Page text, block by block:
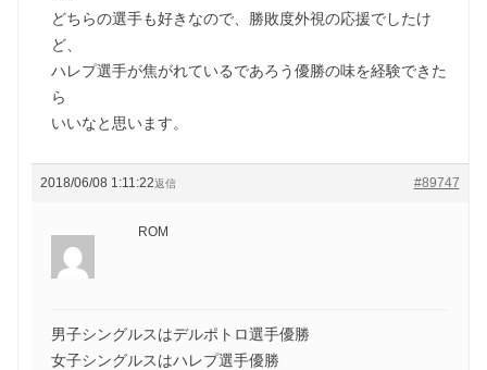
どちらの選手も好きなので、勝敗度外視の応援でしたけ
ど、
ハレプ選手が焦がれているであろう優勝の味を経験できた
ら
いいなと思います。
2018/06/08 1:11:22 #89747
返信
ROM
男子シングルスはデルポトロ選手優勝
女子シングルスはハレプ選手優勝